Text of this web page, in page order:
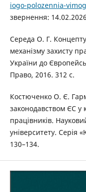
iogo-polozennia-
звернення:
Середа О. Г.
механізму захисту
України до
Право, 2016. 312 с.
Костюченко О. Є.
законодавством ЄС у
працівників.
університету. Серія
130–134.